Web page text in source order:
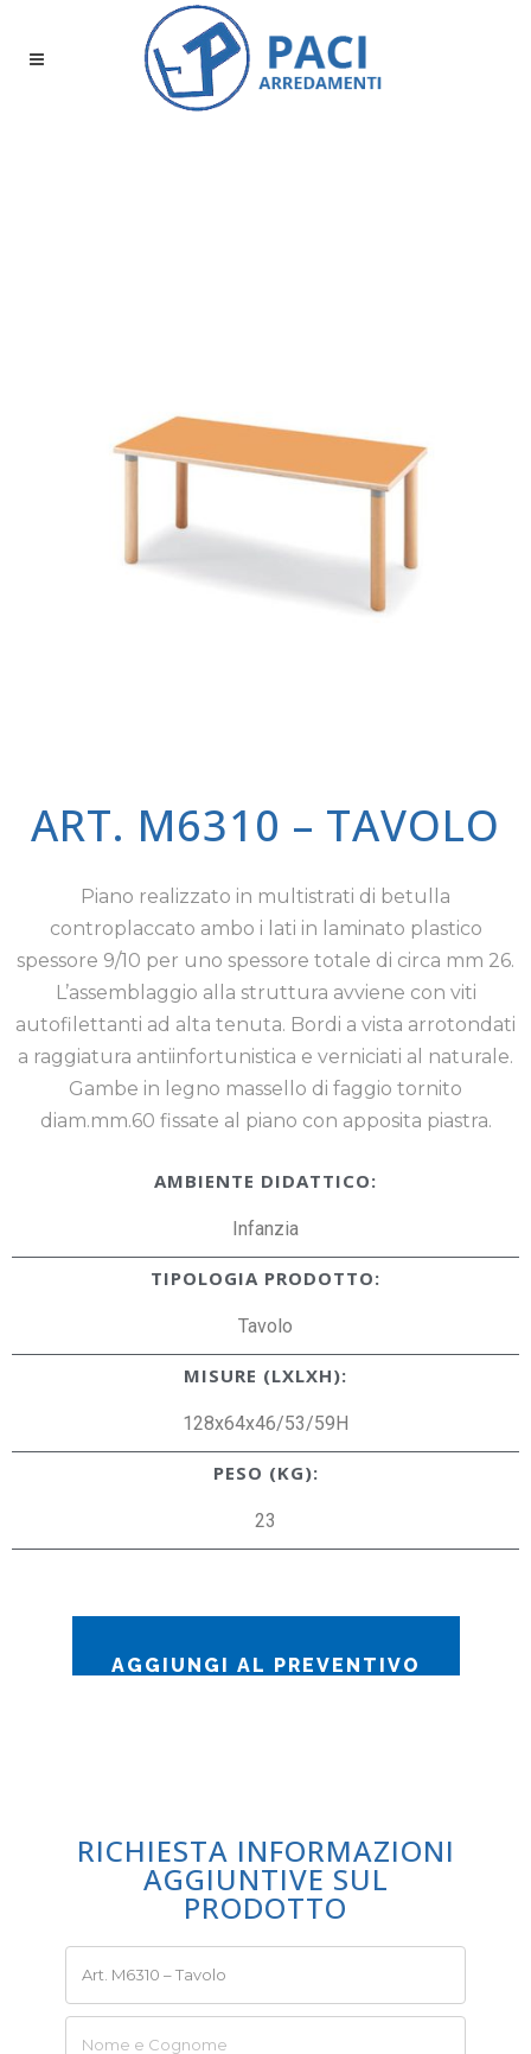
ART. M6310 – TAVOLO
Piano realizzato in multistrati di betulla
controplaccato ambo i lati in laminato plastico
spessore 9/10 per uno spessore totale di circa mm 26.
L’assemblaggio alla struttura avviene con viti
autofilettanti ad alta tenuta. Bordi a vista arrotondati
a raggiatura antiinfortunistica e verniciati al naturale.
Gambe in legno massello di faggio tornito
diam.mm.60 fissate al piano con apposita piastra.
AMBIENTE DIDATTICO:
Infanzia
TIPOLOGIA PRODOTTO:
Tavolo
MISURE (LXLXH):
128x64x46/53/59H
PESO (KG):
23
AGGIUNGI AL PREVENTIVO
RICHIESTA INFORMAZIONI
AGGIUNTIVE SUL
PRODOTTO